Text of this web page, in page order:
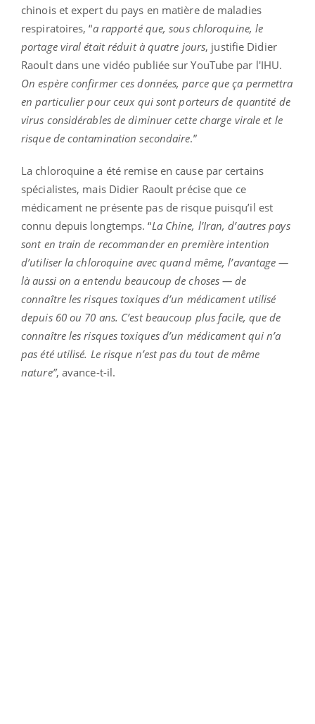
chinois et expert du pays en matière de maladies
respiratoires, “a rapporté que, sous chloroquine, le
portage viral était réduit à quatre jours, justifie Didier
Raoult dans une vidéo publiée sur YouTube par l'IHU.
On espère confirmer ces données, parce que ça permettra
en particulier pour ceux qui sont porteurs de quantité de
virus considérables de diminuer cette charge virale et le
risque de contamination secondaire.”
La chloroquine a été remise en cause par certains
spécialistes, mais Didier Raoult précise que ce
médicament ne présente pas de risque puisqu’il est
connu depuis longtemps. “La Chine, l’Iran, d’autres pays
sont en train de recommander en première intention
d’utiliser la chloroquine avec quand même, l’avantage —
là aussi on a entendu beaucoup de choses — de
connaître les risques toxiques d’un médicament utilisé
depuis 60 ou 70 ans. C’est beaucoup plus facile, que de
connaître les risques toxiques d’un médicament qui n’a
pas été utilisé. Le risque n’est pas du tout de même
nature”, avance-t-il.